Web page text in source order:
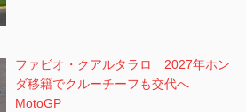
ファビオ・クアルタラロ 2027年ホン
ダ移籍でクルーチーフも交代へ
MotoGP